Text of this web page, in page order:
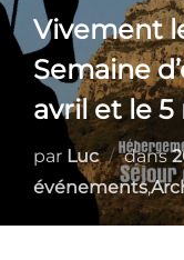
Vivement
Semaine
avril et le 5
par Luc dans
événements,